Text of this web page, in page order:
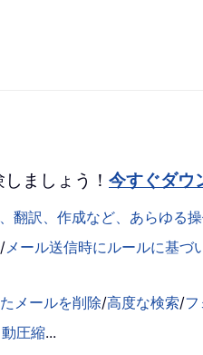
ましょう！ 今すぐダウ
訳、作成など、あらゆる操
/メール送信時にルールに基づ
メールを削除/高度な検索/
動圧縮...